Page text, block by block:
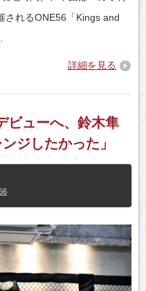
されるONE56「Kings and
詳細を見る
ビューへ、鈴木隼
ジしたかった」